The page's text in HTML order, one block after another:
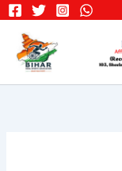
Skip
content